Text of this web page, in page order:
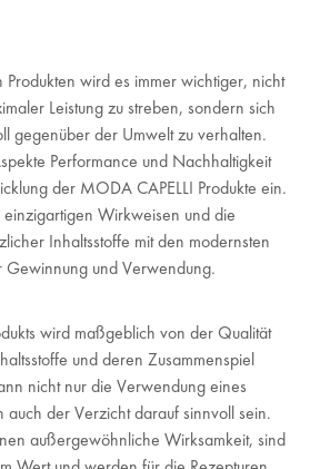
Produkten wird es immer wichtiger, nicht
Leistung zu streben, sondern sich
gegenüber der Umwelt zu verhalten.
Performance und Nachhaltigkeit
der MODA CAPELLI Produkte ein.
Wirkweisen und die
Inhaltsstoffe mit den modernsten
Gewinnung und Verwendung.
wird maßgeblich von der Qualität
und deren Zusammenspiel
nicht nur die Verwendung eines
auch der Verzicht darauf sinnvoll sein.
außergewöhnliche Wirksamkeit, sind